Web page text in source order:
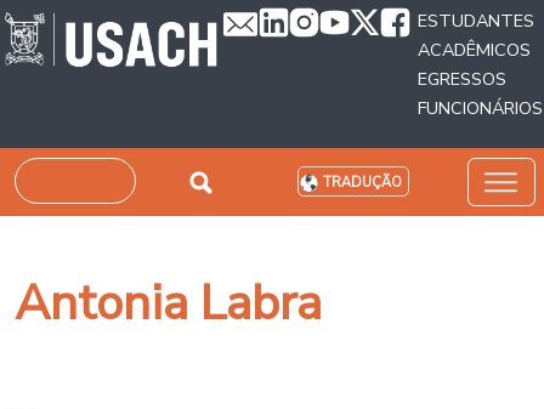
Passar para o conteúdo principal
ESTUDANTES
ACADÊMICOS
EGRESSOS
FUNCIONÁRIOS
Pesquisar TRADUÇÃO
Antonia Labra